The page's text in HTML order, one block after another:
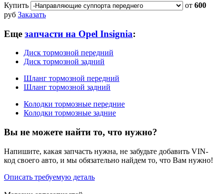
Купить
от 600
руб Заказать
Еще запчасти на Opel Insignia:
Диск тормозной передний
Диск тормозной задний
Шланг тормозной передний
Шланг тормозной задний
Колодки тормозные передние
Колодки тормозные задние
Вы не можете найти то, что нужно?
Напишите, какая запчасть нужна, не забудьте добавить VIN-
код своего авто, и мы обязательно найдем то, что Вам нужно!
Описать требуемую деталь